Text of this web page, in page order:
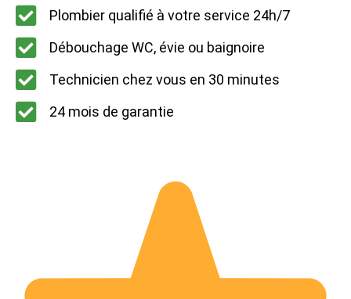
Plombier qualifié à votre service 24h/7
Débouchage WC, évie ou baignoire
Technicien chez vous en 30 minutes
24 mois de garantie